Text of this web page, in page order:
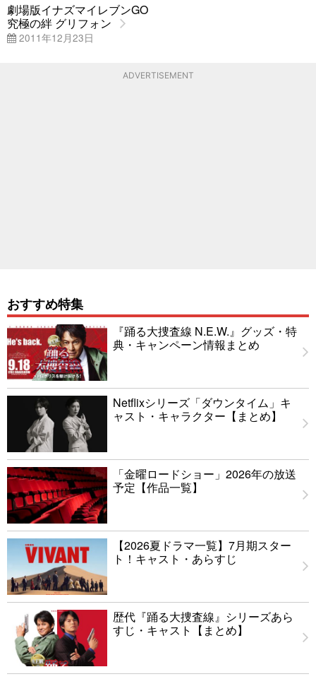
劇場版イナズマイレブンGO
究極の絆 グリフォン
2011年12月23日
ADVERTISEMENT
おすすめ特集
『踊る大捜査線 N.E.W.』グッズ・特
典・キャンペーン情報まとめ
Netflixシリーズ「ダウンタイム」キ
ャスト・キャラクター【まとめ】
「金曜ロードショー」2026年の放送
予定【作品一覧】
【2026夏ドラマ一覧】7月期スター
ト！キャスト・あらすじ
歴代『踊る大捜査線』シリーズあら
すじ・キャスト【まとめ】